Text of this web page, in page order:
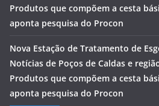
Produtos que compõem a cesta
aponta pesquisa do Procon
Nova Estação de Tratamento de
Notícias de Poços de Caldas e
Produtos que compõem a cesta
aponta pesquisa do Procon